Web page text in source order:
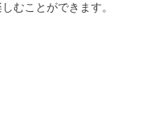
むことができます。